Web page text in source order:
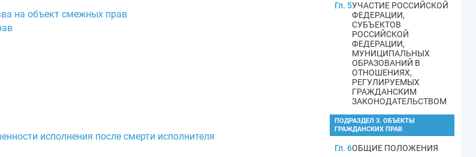
на объект смежных прав
исполнения после смерти исполнителя
Гл. 5УЧАСТИЕ РОССИЙСКОЙ
ФЕДЕРАЦИИ,
СУБЪЕКТОВ
РОССИЙСКОЙ
ФЕДЕРАЦИИ,
МУНИЦИПАЛЬНЫХ
ОБРАЗОВАНИЙ В
ОТНОШЕНИЯХ,
РЕГУЛИРУЕМЫХ
ГРАЖДАНСКИМ
ЗАКОНОДАТЕЛЬСТВОМ
ПОДРАЗДЕЛ 3. ОБЪЕКТЫ
ГРАЖДАНСКИХ ПРАВ
Гл. 6ОБЩИЕ ПОЛОЖЕНИЯ